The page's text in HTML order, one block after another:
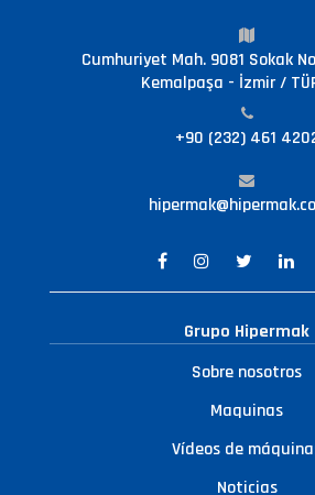
Cumhuriyet Mah. 9081 Sokak
Kemalpaşa - İzmir /
+90 (232) 461
Grupo Hipermak
Sobre nosotros
Maquinas
Vídeos de
Noticias